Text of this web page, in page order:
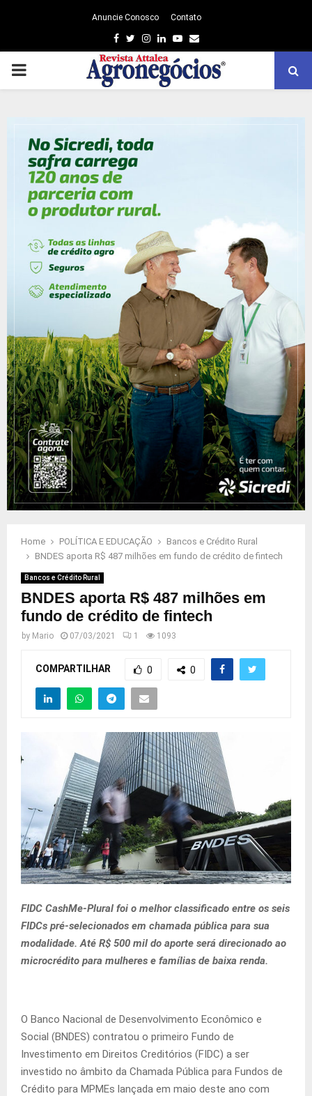
Anuncie Conosco Contato
Facebook
TwitterInstagram
LinkedinYoutube
Email
PRIMARY
Home POLÍTICA E EDUCAÇÃO
Bancos e Crédito Rural
BNDES aporta R$ 487 milhões em fundo de crédito de fintech
Bancos e Crédito Rural
BNDES aporta R$ 487 milhões em
fundo de crédito de fintech
by Mario 07/03/2021 1 1093
COMPARTILHAR 0 0
FIDC CashMe-Plural foi o melhor classificado entre os seis
FIDCs pré-selecionados em chamada pública para sua
modalidade. Até R$ 500 mil do aporte será direcionado ao
microcrédito para mulheres e famílias de baixa renda.
O Banco Nacional de Desenvolvimento Econômico e
Social (BNDES) contratou o primeiro Fundo de
Investimento em Direitos Creditórios (FIDC) a ser
investido no âmbito da Chamada Pública para Fundos de
Crédito para MPMEs lançada em maio deste ano com